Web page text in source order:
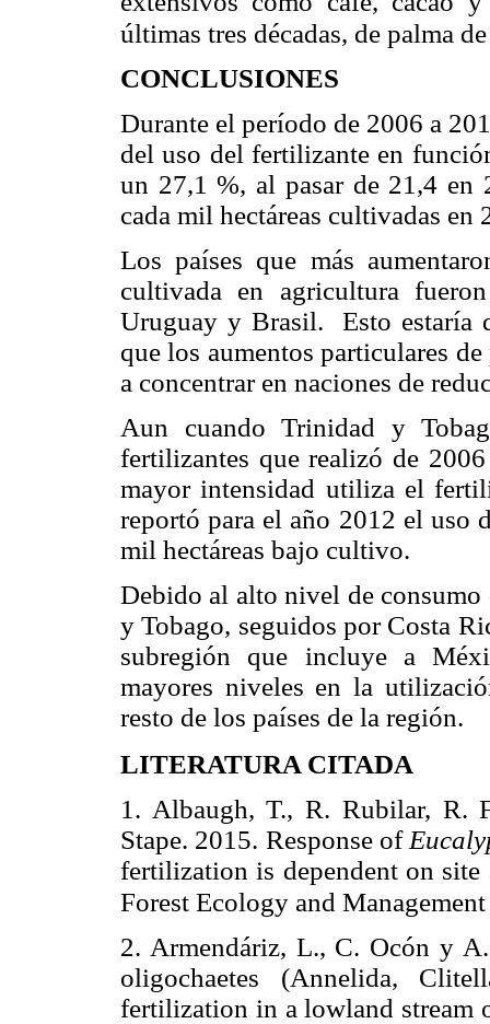
últimas tres décadas, de palma
CONCLUSIONES
Durante el período de 2006 a
del uso del fertilizante en
un 27,1 %, al pasar de 21,4 en
cada mil hectáreas cultivadas en
Los países que más
cultivada en agricultura
Uruguay y Brasil. Esto estaría
que los aumentos particulares
a concentrar en naciones de
Aun cuando Trinidad y
fertilizantes que realizó de
mayor intensidad utiliza el
reportó para el año 2012 el uso
mil hectáreas bajo cultivo.
Debido al alto nivel de
y Tobago, seguidos por Costa
subregión que incluye a
mayores niveles en la
resto de los países de la región.
LITERATURA CITADA
1. Albaugh, T., R. Rubilar, R.
Stape. 2015. Response of
fertilization is dependent on
Forest Ecology and
2. Armendáriz, L., C. Ocón y
oligochaetes (Annelida,
fertilization in a lowland stream